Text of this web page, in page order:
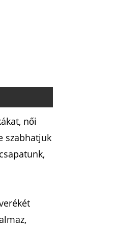
női
szabhatjuk